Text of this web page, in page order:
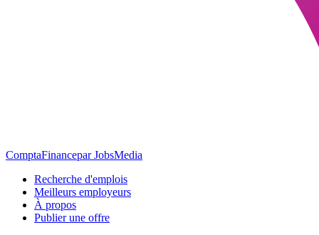
ComptaFinancepar JobsMedia
Recherche d'emplois
Meilleurs employeurs
À propos
Publier une offre